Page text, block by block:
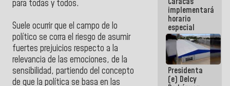
para todas y todos.
Suele ocurrir que el campo de lo
político se corra el riesgo de asumir
fuertes prejuicios respecto a la
relevancia de las emociones, de la
sensibilidad, partiendo del concepto
de que la política se basa en las
embarrarla
implementará
horario
especial
para
adaptarse
al plan de
ahorro
energético
Presidenta
(e) Delcy